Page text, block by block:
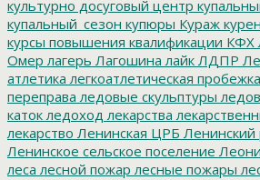
культурно досуговый центр
купальный_сезон купюры Кураж
курсы повышения квалификации КФХ
Омер лагерь Лагошина лайк ЛДПР
атлетика легкоатлетическая пробежка
переправа ледовые скульптуры
каток ледоход лекарства
лекарство Ленинская ЦРБ Ленинский
Ленинское сельское поселение
леса лесной пожар лесные пожары